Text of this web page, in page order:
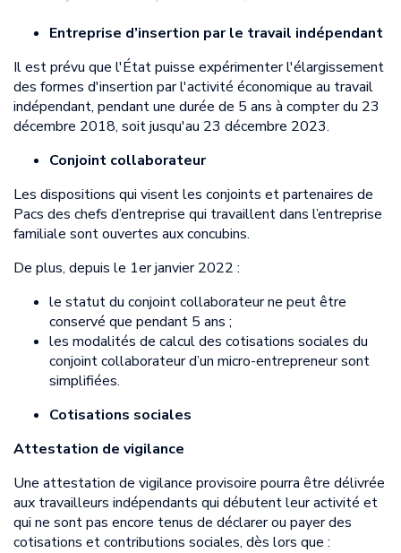
Entreprise d’insertion par le travail indépendant
Il est prévu que l'État puisse expérimenter l'élargissement
des formes d'insertion par l'activité économique au travail
indépendant, pendant une durée de 5 ans à compter du 23
décembre 2018, soit jusqu'au 23 décembre 2023.
Conjoint collaborateur
Les dispositions qui visent les conjoints et partenaires de
Pacs des chefs d’entreprise qui travaillent dans l’entreprise
familiale sont ouvertes aux concubins.
De plus, depuis le 1er janvier 2022 :
le statut du conjoint collaborateur ne peut être
conservé que pendant 5 ans ;
les modalités de calcul des cotisations sociales du
conjoint collaborateur d’un micro-entrepreneur sont
simplifiées.
Cotisations sociales
Attestation de vigilance
Une attestation de vigilance provisoire pourra être délivrée
aux travailleurs indépendants qui débutent leur activité et
qui ne sont pas encore tenus de déclarer ou payer des
cotisations et contributions sociales, dès lors que :